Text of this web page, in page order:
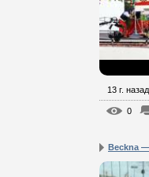
13 г. назад
0
Beckna